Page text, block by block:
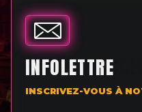
INFOLETTRE
INSCRIVEZ-VOUS À